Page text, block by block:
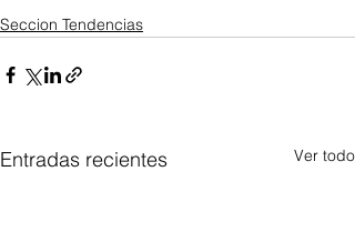
Seccion Tendencias
Entradas recientes Ver todo